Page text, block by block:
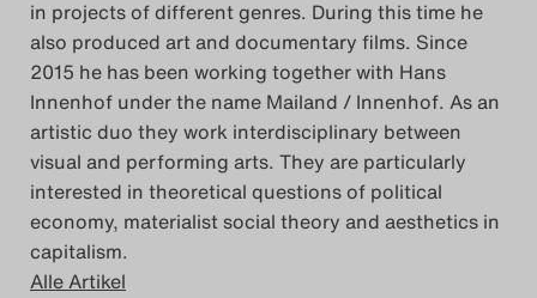
in projects of different genres. During this time he
also produced art and documentary films. Since
2015 he has been working together with Hans
Innenhof under the name Mailand / Innenhof. As an
artistic duo they work interdisciplinary between
visual and performing arts. They are particularly
interested in theoretical questions of political
economy, materialist social theory and aesthetics in
capitalism.
Alle Artikel